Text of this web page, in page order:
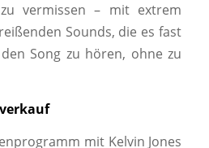
vermissen – mit extrem
Sounds, die es fast
Song zu hören, ohne zu
mit Kelvin Jones